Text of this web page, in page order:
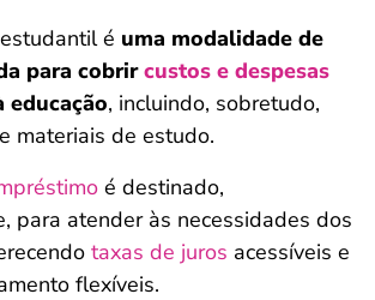
é uma modalidade de
para cobrircustos e despesas
educação, incluindo, sobretudo,
materiais de estudo.
é destinado,
para atender às necessidades dos
taxas de juros acessíveis e
flexíveis.